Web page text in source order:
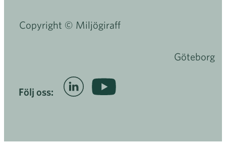
Copyright © Miljögiraff
Göteborg
Följ oss: